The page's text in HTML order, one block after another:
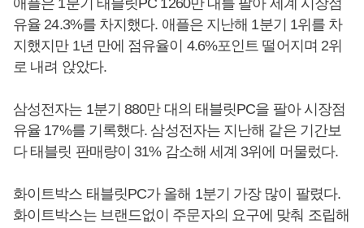
애플은 1분기 태블릿PC 1260만 대를 팔아 세계 시장점
유율 24.3%를 차지했다. 애플은 지난해 1분기 1위를 차
지했지만 1년 만에 점유율이 4.6%포인트 떨어지며 2위
로 내려 앉았다.
삼성전자는 1분기 880만 대의 태블릿PC을 팔아 시장점
유율 17%를 기록했다. 삼성전자는 지난해 같은 기간보
다 태블릿 판매량이 31% 감소해 세계 3위에 머물렀다.
화이트박스 태블릿PC가 올해 1분기 가장 많이 팔렸다.
화이트박스는 브랜드없이 주문자의 요구에 맞춰 조립해